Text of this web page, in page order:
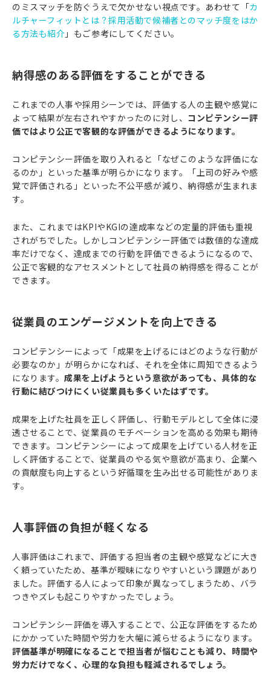
のミスマッチを防ぐうえで欠かせない視点です。あわせて「カ
ルチャーフィットとは？採用活動で候補者とのマッチ度をはか
る方法も紹介 」もご参考にしてください。
納得感のある評価をすることができる
これまでの人事や採用シーンでは、評価する人の主観や感覚に
よって結果が左右されやすかったのに対し、 コンピテンシー評
価ではより公正で客観的な評価ができるようになります。
コンピテンシー評価を取り入れると「なぜこのような評価にな
るのか」といった基準が明らかになります。「上司の好みや感
覚で評価される」といった不公平感が減り、納得感が生まれま
す。
また、これまではKPIやKGIの達成率などの定量的評価も重視
されがちでした。しかしコンピテンシー評価では数値的な達成
率だけでなく、達成までの行動を評価できるようになるので、
公正で客観的なアセスメントとして社員の納得感を得ることが
できます。
従業員のエンゲージメントを向上できる
コンピテンシーによって「成果を上げるにはどのような行動が
必要なのか」が明らかになれば、それを全体に周知できるよう
になります。成果を上げようという意欲があっても、具体的な
行動に結びつけにくい従業員も多くいたはずです。
成果を上げた社員を正しく評価し、行動モデルとして全体に浸
透させることで、従業員のモチベーションを高める効果も期待
できます。コンピテンシーによって成果を上げている人材を正
しく評価することで、従業員のやる気や意欲が高まり、企業へ
の貢献度も向上するという好循環を生み出せる可能性がありま
す。
人事評価の負担が軽くなる
人事評価はこれまで、評価する担当者の主観や感覚などに大き
く頼っていたため、基準が曖昧になりやすいという課題があり
ました。評価する人によって印象が異なってしまうため、バラ
つきやズレも起こりやすかったでしょう。
コンピテンシー評価を導入することで、公正な評価をするため
にかかっていた時間や労力を大幅に減らせるようになります。
評価基準が明確になることで担当者が悩むことも減り、時間や
労力だけでなく、心理的な負担も軽減されるでしょう。